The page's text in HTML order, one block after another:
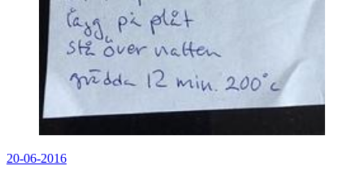
20-06-2016